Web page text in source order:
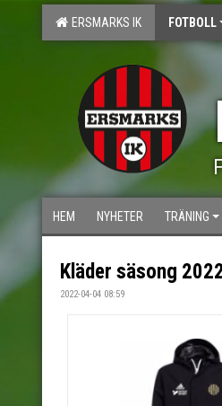
ERSMARKS IK FOTBOLL
HEM NYHETER TRÄNING
Kläder säsong
2022-04-04 08:59